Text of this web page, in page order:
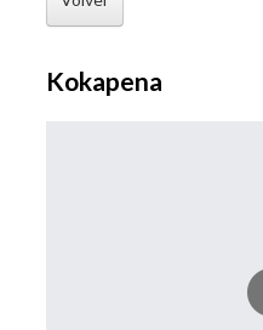
Kokapena